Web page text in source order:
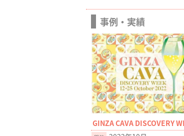
事例・実績
GINZA CAVA DISCOVERY